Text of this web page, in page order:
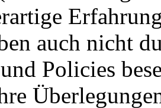
auch nicht
Policies